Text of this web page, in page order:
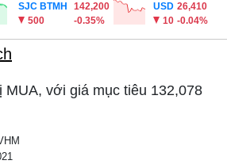
SJC BTMH
142,200
500
-0.35%
USD 26,410
10 -0.04%
MUA, với giá mục tiêu 132,078